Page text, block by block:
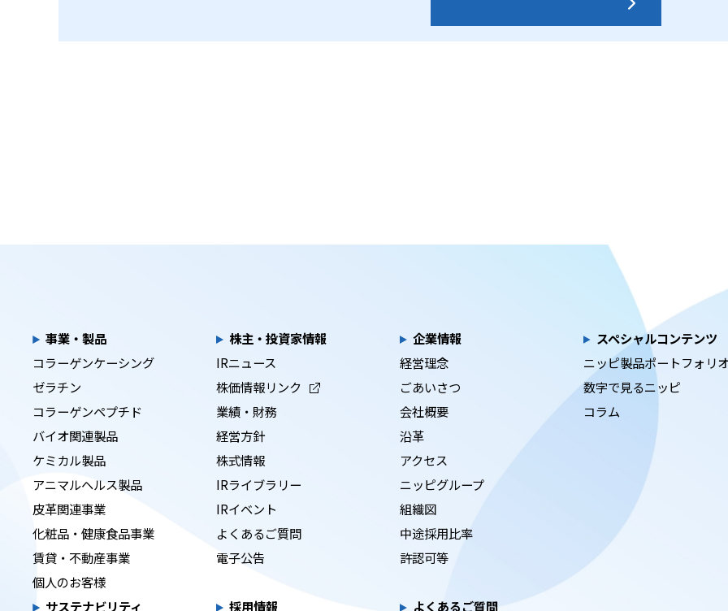
事業・製品
コラーゲンケーシング
ゼラチン
コラーゲンペプチド
バイオ関連製品
ケミカル製品
アニマルヘルス製品
皮革関連事業
化粧品・健康食品事業
賃貸・不動産事業
個人のお客様
株主・投資家情報
IRニュース
株価情報リンク
業績・財務
経営方針
株式情報
IRライブラリー
IRイベント
よくあるご質問
電子公告
企業情報
経営理念
ごあいさつ
会社概要
沿革
アクセス
ニッピグループ
組織図
中途採用比率
許認可等
スペシャルコンテンツ
ニッピ製品ポートフォリ
数字で見るニッピ
コラム
サステナビリティ 採用情報 よくあるご質問